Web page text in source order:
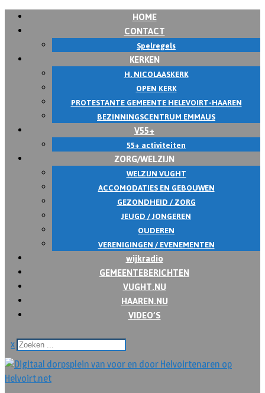
HOME
CONTACT
Spelregels
KERKEN
H. NICOLAASKERK
OPEN KERK
PROTESTANTE GEMEENTE HELEVOIRT-HAAREN
BEZINNINGSCENTRUM EMMAUS
V55+
55+ activiteiten
ZORG/WELZIJN
WELZIJN VUGHT
ACCOMODATIES EN GEBOUWEN
GEZONDHEID / ZORG
JEUGD / JONGEREN
OUDEREN
VERENIGINGEN / EVENEMENTEN
wijkradio
GEMEENTEBERICHTEN
VUGHT.NU
HAAREN.NU
VIDEO’S
x